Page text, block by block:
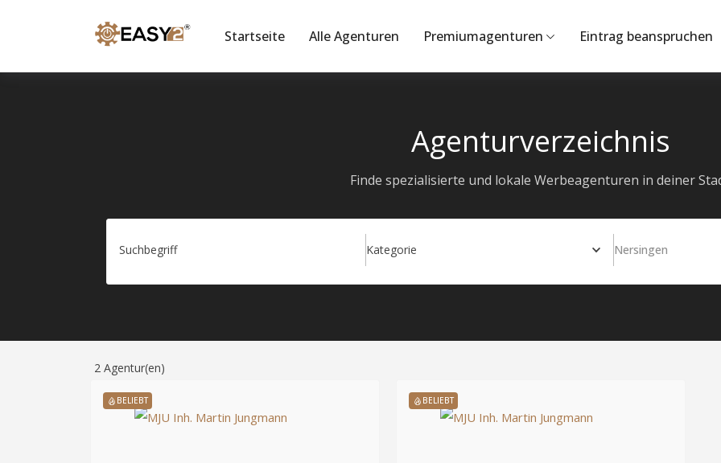
Startseite Alle Agenturen Premiumagenturen Eintrag beanspruchen
Agenturverzeichnis
Finde spezialisierte und lokale Werbeagenturen in deiner
Suchbegriff Kategorie Nersingen
2 Agentur(en)
BELIEBT BELIEBT